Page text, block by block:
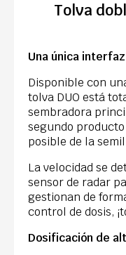
Tolva
Una única
Disponible con
tolva DUO está
sembradora
segundo
posible de la
La velocidad se
sensor de radar
gestionan de
control de dosis,
Dosificación de